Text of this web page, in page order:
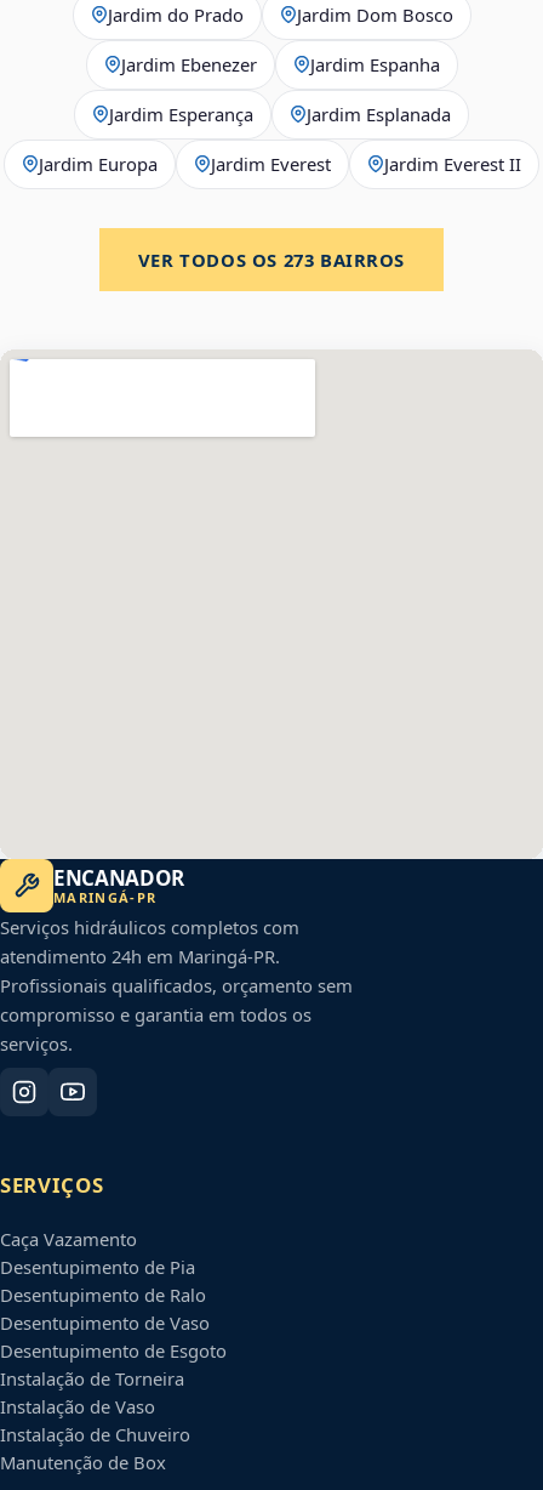
Jardim do Prado Jardim Dom Bosco
Jardim Ebenezer Jardim Espanha
Jardim Esperança Jardim Esplanada
Jardim Europa Jardim Everest Jardim Everest II
VER TODOS OS 273 BAIRROS
ENCANADOR
MARINGÁ- PR
Serviços hidráulicos completos com
atendimento 24h em Maringá-PR.
Profissionais qualificados, orçamento sem
compromisso e garantia em todos os
serviços.
SERVIÇOS
Caça Vazamento
Desentupimento de Pia
Desentupimento de Ralo
Desentupimento de Vaso
Desentupimento de Esgoto
Instalação de Torneira
Instalação de Vaso
Instalação de Chuveiro
Manutenção de Box